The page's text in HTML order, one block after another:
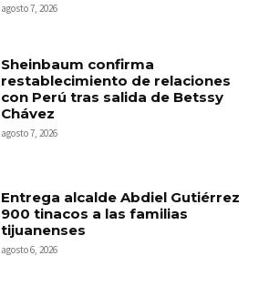
agosto 7, 2026
Sheinbaum confirma
restablecimiento de relaciones
con Perú tras salida de Betssy
Chávez
agosto 7, 2026
Entrega alcalde Abdiel Gutiérrez
900 tinacos a las familias
tijuanenses
agosto 6, 2026